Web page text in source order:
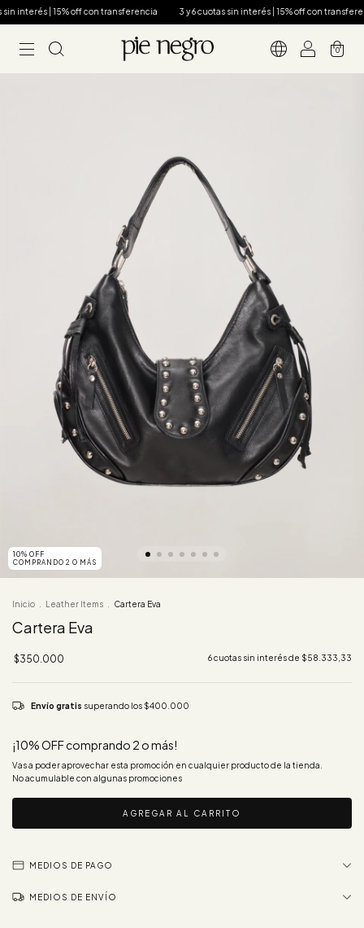
interés | 15% off con transferencia 3 y 6 cuotas sin interés | 15% off con
0
10% OFF
COMPRANDO 2 O MÁS
Inicio . Leather Items . Cartera Eva
Cartera Eva
$350.000 6cuotas sin interés de $58.333,33
Envío gratis superando los $400.000
¡10% OFF comprando 2 o más!
Vas a poder aprovechar esta promoción en cualquier producto de la tienda.
No acumulable con algunas promociones
MEDIOS DE PAGO
MEDIOS DE ENVÍO